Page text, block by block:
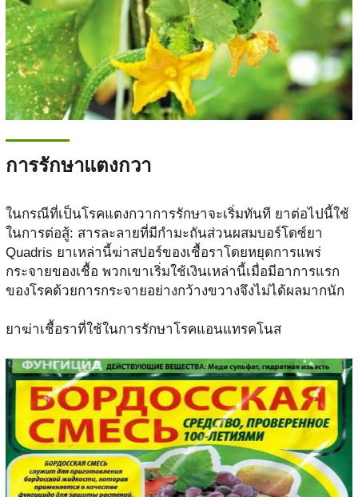
การรักษาแตงกวา
ในกรณีที่เป็นโรคแตงกวาการรักษาจะเริ่มทันที ยาต่อไปนี้ใช้
ในการต่อสู้: สารละลายที่มีกำมะถันส่วนผสมบอร์โดซ์ยา
Quadris ยาเหล่านี้ฆ่าสปอร์ของเชื้อราโดยหยุดการแพร่
กระจายของเชื้อ พวกเขาเริ่มใช้เงินเหล่านี้เมื่อมีอาการแรก
ของโรคด้วยการกระจายอย่างกว้างขวางจึงไม่ได้ผลมากนัก
ยาฆ่าเชื้อราที่ใช้ในการรักษาโรคแอนแทรคโนส